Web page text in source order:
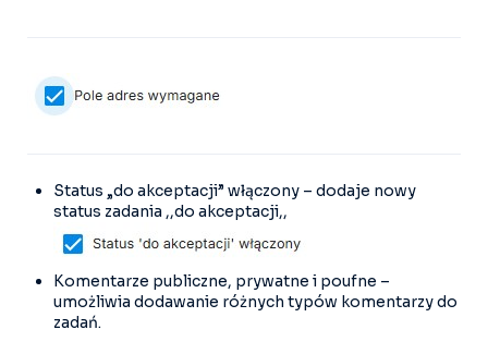
Status „do akceptacji” włączony – dodaje nowy
status zadania ,,do akceptacji,,
Komentarze publiczne, prywatne i poufne –
umożliwia dodawanie różnych typów komentarzy do
zadań.